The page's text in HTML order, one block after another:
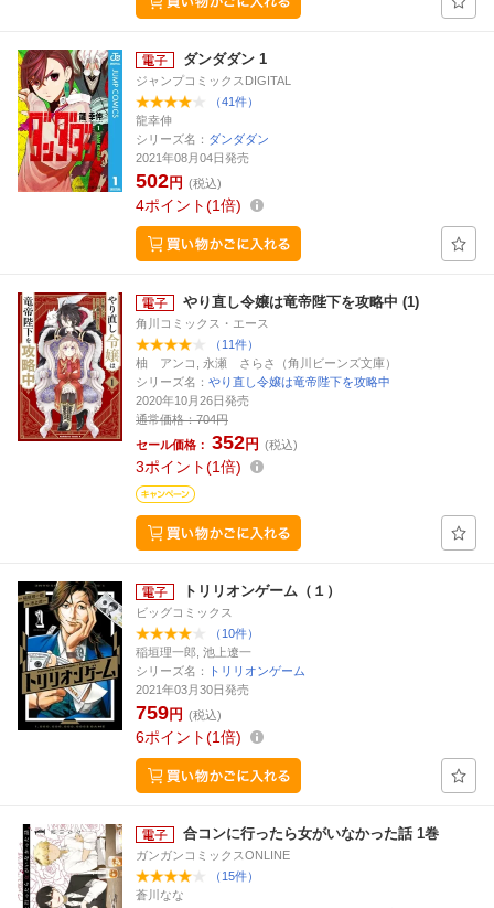
ダンダダン 1
ジャンプコミックスDIGITAL
（41件）
龍幸伸
シリーズ名： ダンダダン
2021年08月04日発売
502円 (税込)
4ポイント 1倍
やり直し令嬢は竜帝陛下を攻略中 (1)
角川コミックス・エース
（11件）
柚 アンコ, 永瀬 さらさ（角川ビーンズ文庫）
シリーズ名： やり直し令嬢は竜帝陛下を攻略中
2020年10月26日発売
通常価格：704円
セール価格： 352円 (税込)
3ポイント 1倍
トリリオンゲーム（１）
ビッグコミックス
（10件）
稲垣理一郎, 池上遼一
シリーズ名：
トリリオンゲーム
2021年03月30日発売
759円 (税込)
6ポイント 1倍
合コンに行ったら女がいなかった話 1巻
ガンガンコミックスONLINE
（15件）
蒼川なな